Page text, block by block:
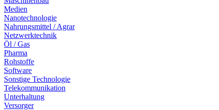
Medien
Nanotechnologie
Nahrungsmittel / Agrar
Netzwerktechnik
Öl / Gas
Pharma
Rohstoffe
Software
Sonstige Technologie
Telekommunikation
Unterhaltung
Versorger